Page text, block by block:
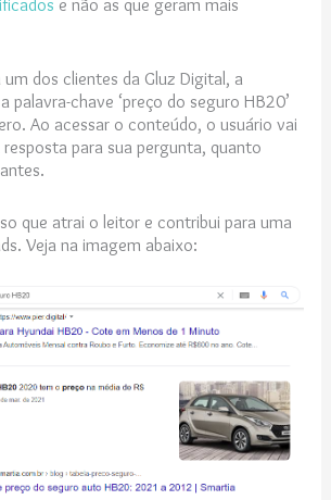
e não as que geram mais
dos clientes da Gluz Digital, a
palavra-chave ‘preço do seguro HB20’
Ao acessar o conteúdo, o usuário vai
para sua pergunta, quanto
que atrai o leitor e contribui para uma
Veja na imagem abaixo: